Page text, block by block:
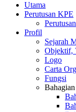
Utama
Perutusan KPE
Profil
Sejarah
Objektif,
Logo
Carta
Fungsi
Bahagian